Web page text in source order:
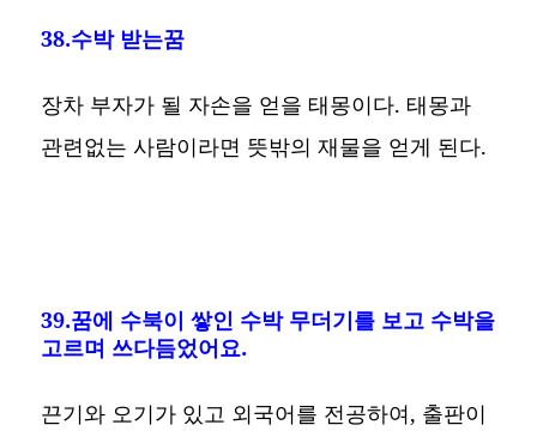
38.수박 받는꿈
장차 부자가 될 자손을 얻을 태몽이다. 태몽과
관련없는 사람이라면 뜻밖의 재물을 얻게 된다.
39.꿈에 수북이 쌓인 수박 무더기를 보고 수박을
고르며 쓰다듬었어요.
끈기와 오기가 있고 외국어를 전공하여, 출판이